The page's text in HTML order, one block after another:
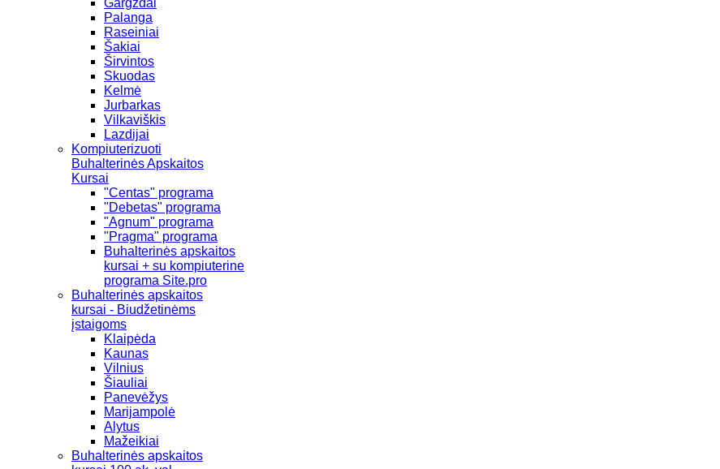
Palanga
Raseiniai
Šakiai
Širvintos
Skuodas
Kelmė
Jurbarkas
Vilkaviškis
Lazdijai
Kompiuterizuoti
Buhalterinės Apskaitos
Kursai
"Centas" programa
"Debetas" programa
"Agnum" programa
"Pragma" programa
Buhalterinės apskaitos
kursai + su kompiuterine
programa Site.pro
Buhalterinės apskaitos
kursai - Biudžetinėms
įstaigoms
Klaipėda
Kaunas
Vilnius
Šiauliai
Panevėžys
Marijampolė
Alytus
Mažeikiai
Buhalterinės apskaitos